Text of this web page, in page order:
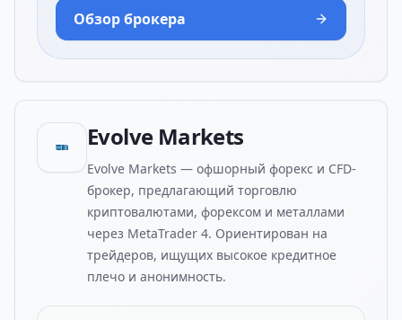
Обзор брокера
Evolve Markets
Evolve Markets — офшорный форекс и CFD-
брокер, предлагающий торговлю
криптовалютами, форексом и металлами
через MetaTrader 4. Ориентирован на
трейдеров, ищущих высокое кредитное
плечо и анонимность.